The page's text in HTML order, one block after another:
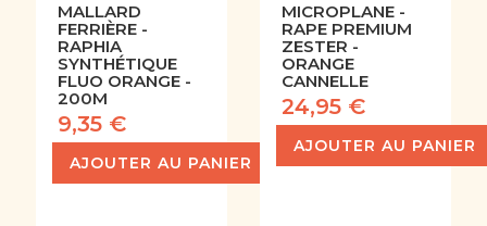
MALLARD
FERRIÈRE -
RAPHIA
SYNTHÉTIQUE
FLUO ORANGE -
200M
9,35 €
AJOUTER AU PANIER
MICROPLANE -
RAPE PREMIUM
ZESTER -
ORANGE
CANNELLE
24,95 €
AJOUTER AU PANIER